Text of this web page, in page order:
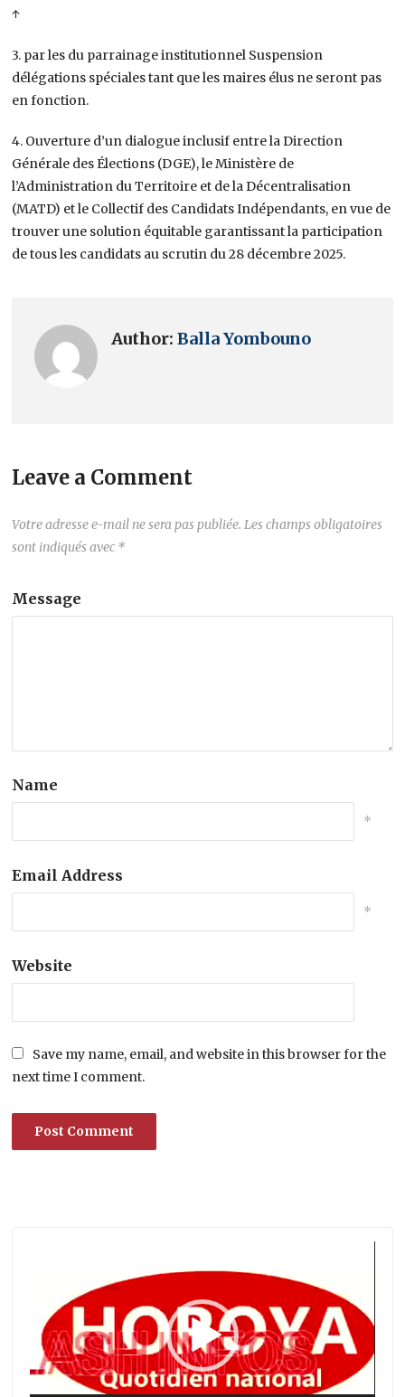
↑
3. par les du parrainage institutionnel Suspension
délégations spéciales tant que les maires élus ne seront pas
en fonction.
4. Ouverture d’un dialogue inclusif entre la Direction
Générale des Élections (DGE), le Ministère de
l’Administration du Territoire et de la Décentralisation
(MATD) et le Collectif des Candidats Indépendants, en vue de
trouver une solution équitable garantissant la participation
de tous les candidats au scrutin du 28 décembre 2025.
Author:Balla Yombouno
Leave a Comment
Votre adresse e-mail ne sera pas publiée. Les champs obligatoires
sont indiqués avec *
Message
Name
*
Email Address
*
Website
Save my name, email, and website in this browser for the
next time I comment.